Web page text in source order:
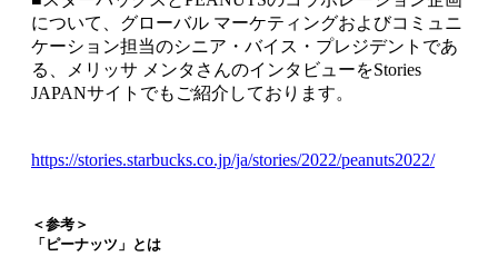
について、グローバル マーケティングおよびコミュニ
ケーション担当のシニア・バイス・プレジデントであ
る、メリッサ メンタさんのインタビューをStories
JAPANサイトでもご紹介しております。
https://stories.starbucks.co.jp/ja/stories/2022/peanuts2022/
＜参考＞
「ピーナッツ」とは